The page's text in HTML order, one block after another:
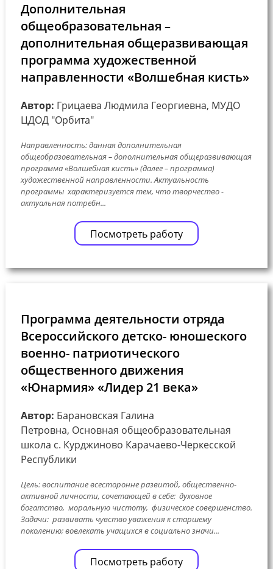
Дополнительная
общеобразовательная –
дополнительная общеразвивающая
программа художественной
направленности «Волшебная кисть»
Автор: Грицаева Людмила Георгиевна, МУДО
ЦДОД "Орбита"
Направленность: данная дополнительная
общеобразовательная – дополнительная общеразвивающая
программа «Волшебная кисть» (далее – программа)
художественной направленности. Актуальность
программы характеризуется тем, что творчество -
актуальная потребн...
Посмотреть работу
Программа деятельности отряда
Всероссийского детско- юношеского
военно- патриотического
общественного движения
«Юнармия» «Лидер 21 века»
Автор: Барановская Галина
Петровна, Основная общеобразовательная
школа с. Курджиново Карачаево-Черкесской
Республики
Цель: воспитание всесторонне развитой, общественно-
активной личности, сочетающей в себе: духовное
богатство, моральную чистоту, физическое совершенство.
Задачи: развивать чувство уважения к старшему
поколению; вовлекать учащихся в социально значи...
Посмотреть работу